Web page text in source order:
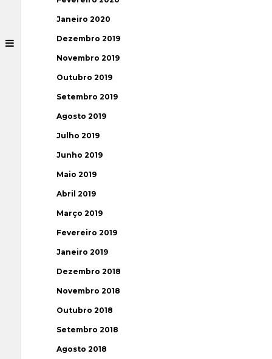
Janeiro 2020
Dezembro 2019
Novembro 2019
Outubro 2019
Setembro 2019
Agosto 2019
Julho 2019
Junho 2019
Maio 2019
Abril 2019
Março 2019
Fevereiro 2019
Janeiro 2019
Dezembro 2018
Novembro 2018
Outubro 2018
Setembro 2018
Agosto 2018